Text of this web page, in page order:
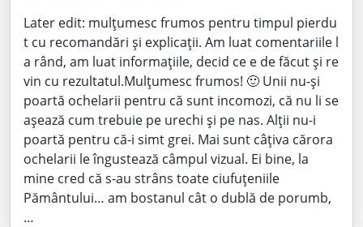
Later edit: mulțumesc frumos pentru timpul pierdu
t cu recomandări și explicații. Am luat comentariile l
a rând, am luat informațiile, decid ce e de făcut și re
vin cu rezultatul.Mulțumesc frumos! 🙂 Unii nu-și
poartă ochelarii pentru că sunt incomozi, că nu li se
așează cum trebuie pe urechi și pe nas. Alții nu-i
poartă pentru că-i simt grei. Mai sunt câțiva cărora
ochelarii le îngustează câmpul vizual. Ei bine, la
mine cred că s-au strâns toate ciufuțeniile
Pământului… am bostanul cât o dublă de porumb,
…